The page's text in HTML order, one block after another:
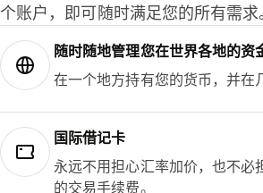
个账户，即可随时满足您的所有需求
随时随地管理您在世界各地的资
在一个地方持有您的货币，并在
国际借记卡
永远不用担心汇率加价，也不必
的交易手续费。